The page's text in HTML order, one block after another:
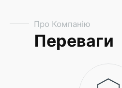
Про Компанію
Переваги